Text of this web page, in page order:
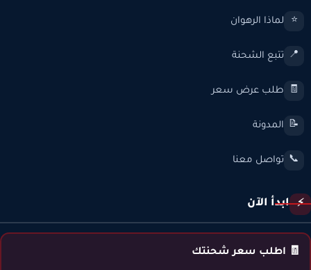
⭐ لماذا الرهوان
📍 تتبع الشحنة
🧾 طلب عرض سعر
📝 المدونة
📞 تواصل معنا
⚡ ابدأ الآن
🧾 اطلب سعر شحنتك